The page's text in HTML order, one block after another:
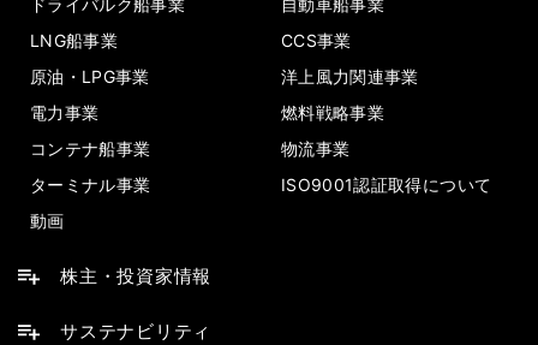
ドライバルク船事業
自動車船事業
LNG船事業
CCS事業
原油・LPG事業
洋上風力関連事業
電力事業
燃料戦略事業
コンテナ船事業
物流事業
ターミナル事業
ISO9001認証取得について
動画
株主・投資家情報
サステナビリティ